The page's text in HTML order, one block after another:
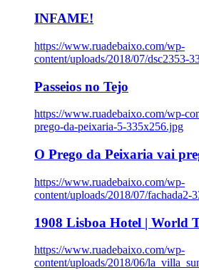
INFAME!
https://www.ruadebaixo.com/wp-
content/uploads/2018/07/dsc2353-
Passeios no Tejo
https://www.ruadebaixo.com/wp-
prego-da-peixaria-5-335x256.jpg
O Prego da Peixaria vai
https://www.ruadebaixo.com/wp-
content/uploads/2018/07/fachada2-
1908 Lisboa Hotel | World
https://www.ruadebaixo.com/wp-
content/uploads/2018/06/